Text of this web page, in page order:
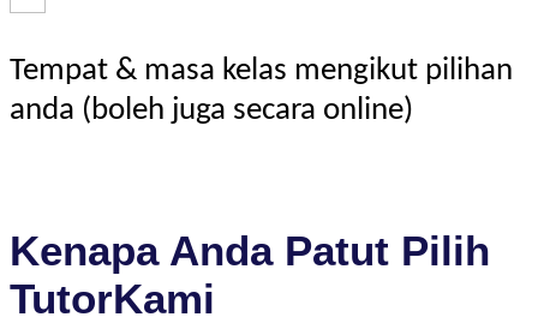
Tempat & masa kelas mengikut pilihan
anda (boleh juga secara online)
Kenapa Anda Patut Pilih
TutorKami